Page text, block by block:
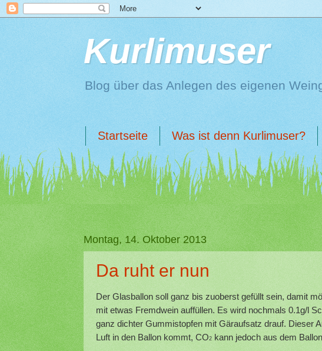
Kurlimuser
Blog über das Anlegen des eigenen
Startseite Was ist denn Kurlimuser?
Montag, 14. Oktober 2013
Da ruht er nun
Der Glasballon soll ganz bis zuoberst gefüllt sein, damit
mit etwas Fremdwein auffüllen. Es wird nochmals 0.1g/l
ganz dichter Gummistopfen mit Gäraufsatz drauf. Dieser
Luft in den Ballon kommt, CO2 kann jedoch aus dem